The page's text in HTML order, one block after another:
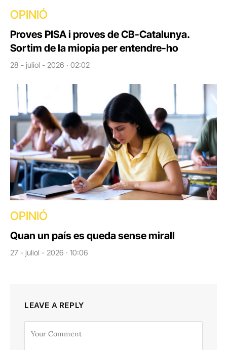
OPINIÓ
Proves PISA i proves de CB-Catalunya.
Sortim de la miopia per entendre-ho
28 - juliol - 2026 · 02:02
OPINIÓ
Quan un país es queda sense mirall
27 - juliol - 2026 · 10:06
LEAVE A REPLY